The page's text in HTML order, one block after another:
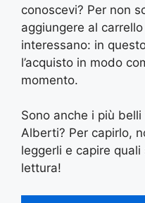
conoscevi? Per non
aggiungere al
interessano: in
l’acquisto in modo
momento.
Sono anche i più
Alberti? Per capirlo,
leggerli e capire
lettura!